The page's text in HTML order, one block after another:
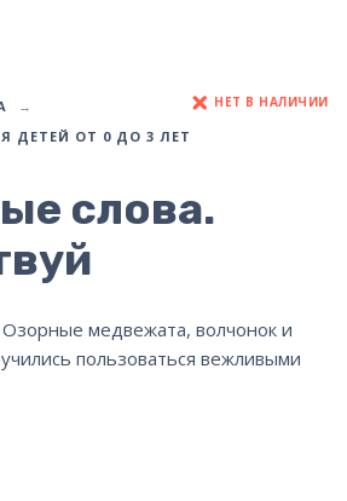
ДЕТЕЙ ОТ 0 ДО 3 ЛЕТ
НЕТ В НАЛИЧИИ
слова.
медвежата, волчонок и
пользоваться вежливыми